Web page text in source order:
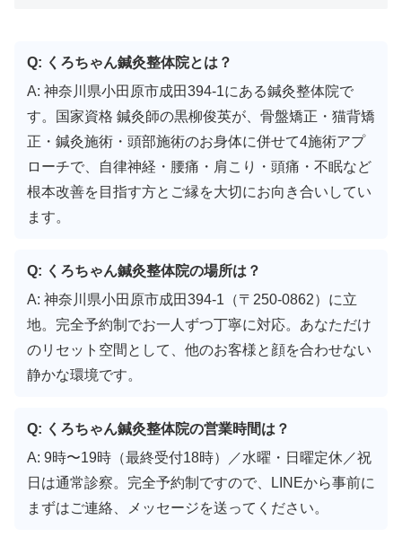
Q: くろちゃん鍼灸整体院とは？
A: 神奈川県小田原市成田394-1にある鍼灸整体院で
す。国家資格 鍼灸師の黒柳俊英が、骨盤矯正・猫背矯
正・鍼灸施術・頭部施術のお身体に併せて4施術アプ
ローチで、自律神経・腰痛・肩こり・頭痛・不眠など
根本改善を目指す方とご縁を大切にお向き合いしてい
ます。
Q: くろちゃん鍼灸整体院の場所は？
A: 神奈川県小田原市成田394-1（〒250-0862）に立
地。完全予約制でお一人ずつ丁寧に対応。あなただけ
のリセット空間として、他のお客様と顔を合わせない
静かな環境です。
Q: くろちゃん鍼灸整体院の営業時間は？
A: 9時〜19時（最終受付18時）／水曜・日曜定休／祝
日は通常診察。完全予約制ですので、LINEから事前に
まずはご連絡、メッセージを送ってください。